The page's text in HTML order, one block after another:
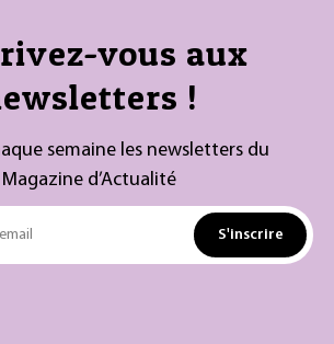
vous aux
!
semaine les newsletters du
Magazine d’Actualité
S'inscrire